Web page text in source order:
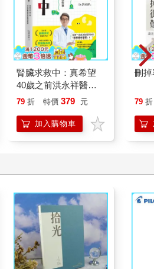
腎臟求救中：真希望
40歲之前洪永祥醫師
就告訴我這些事
79 折 特價 379 元
加入購物車
刪
79 折